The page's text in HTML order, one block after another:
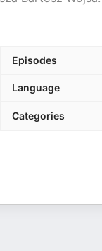
Episodes
Language
Categories